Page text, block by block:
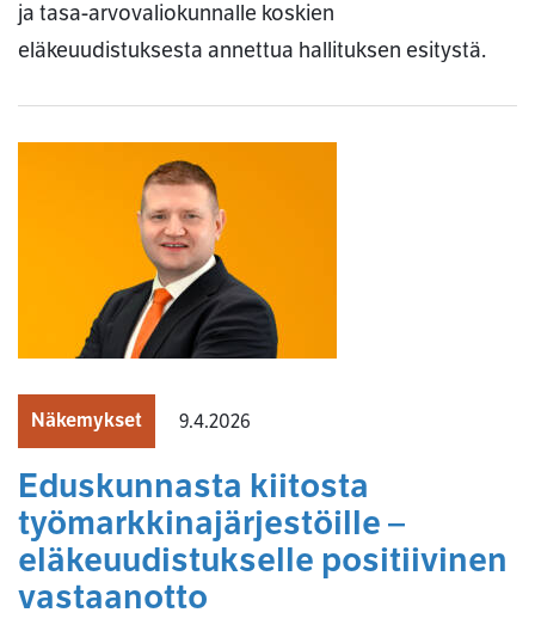
ja tasa-arvovaliokunnalle koskien
eläkeuudistuksesta annettua hallituksen esitystä.
Näkemykset 9.4.2026
Eduskunnasta kiitosta
työmarkkinajärjestöille –
eläkeuudistukselle positiivinen
vastaanotto